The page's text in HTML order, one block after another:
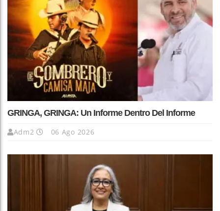
GRINGA, GRINGA: Un Informe Dentro Del Informe
Adm2 06 Ago 2026